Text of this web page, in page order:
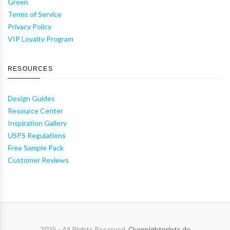
Terms of Service
Privacy Policy
VIP Loyalty Program
RESOURCES
Design Guides
Resource Center
Inspiration Gallery
USPS Regulations
Free Sample Pack
Customer Reviews